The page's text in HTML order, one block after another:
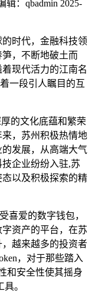
：qbadmin 2025-
时代，金融科技领
，不断地破土而
现代活力的江南名
着一段引人瞩目的互
的文化底蕴和繁荣
，苏州积极热情地
发展，从高端大气
企业纷纷入驻,苏
以及积极探索的精
喜爱的数字钱包，
资产的平台，在苏
越来越多的投资者
，对于那些踏入
和安全性使其摇身
。